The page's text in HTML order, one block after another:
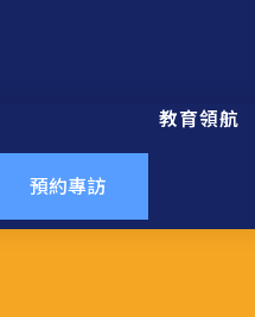
教育領航
預約專訪